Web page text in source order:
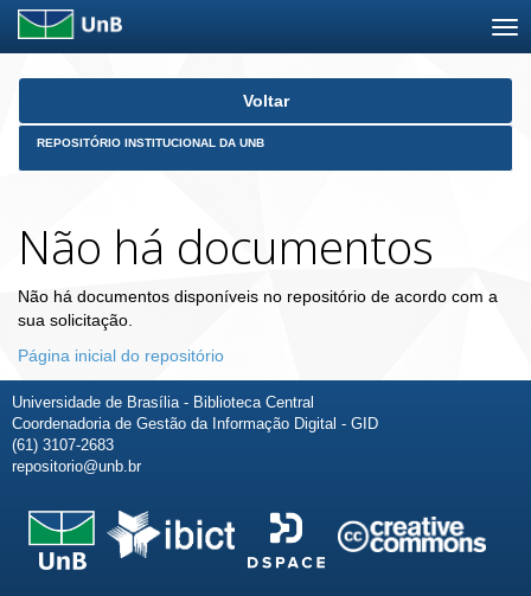
Skip
Voltar
REPOSITÓRIO INSTITUCIONAL DA UNB
Não há documentos
Não há documentos disponíveis no repositório de acordo com a
sua solicitação.
Página inicial do repositório
Universidade de Brasília - Biblioteca Central
Coordenadoria de Gestão da Informação Digital - GID
(61) 3107-2683
repositorio@unb.br